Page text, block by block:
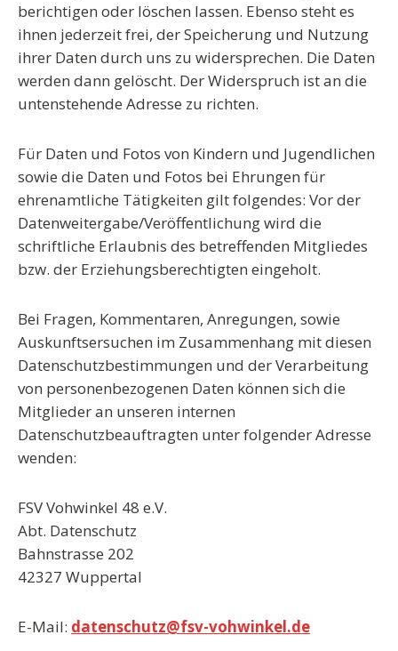
berichtigen oder löschen lassen. Ebenso steht es
ihnen jederzeit frei, der Speicherung und Nutzung
ihrer Daten durch uns zu widersprechen. Die Daten
werden dann gelöscht. Der Widerspruch ist an die
untenstehende Adresse zu richten.
Für Daten und Fotos von Kindern und Jugendlichen
sowie die Daten und Fotos bei Ehrungen für
ehrenamtliche Tätigkeiten gilt folgendes: Vor der
Datenweitergabe/Veröffentlichung wird die
schriftliche Erlaubnis des betreffenden Mitgliedes
bzw. der Erziehungsberechtigten eingeholt.
Bei Fragen, Kommentaren, Anregungen, sowie
Auskunftsersuchen im Zusammenhang mit diesen
Datenschutzbestimmungen und der Verarbeitung
von personenbezogenen Daten können sich die
Mitglieder an unseren internen
Datenschutzbeauftragten unter folgender Adresse
wenden:
FSV Vohwinkel 48 e.V.
Abt. Datenschutz
Bahnstrasse 202
42327 Wuppertal
E-Mail: datenschutz@fsv-vohwinkel.de